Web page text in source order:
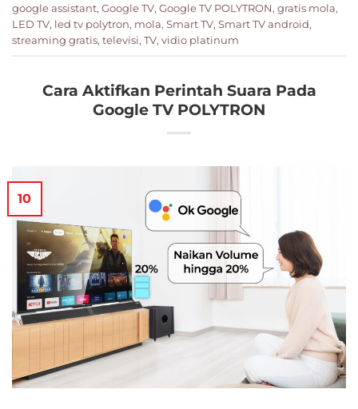
google assistant, Google TV, Google TV POLYTRON, gratis mola,
LED TV, led tv polytron, mola, Smart TV, Smart TV android,
streaming gratis, televisi, TV, vidio platinum
Cara Aktifkan Perintah Suara Pada
Google TV POLYTRON
10